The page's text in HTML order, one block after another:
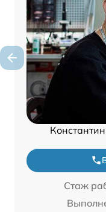
Стаж